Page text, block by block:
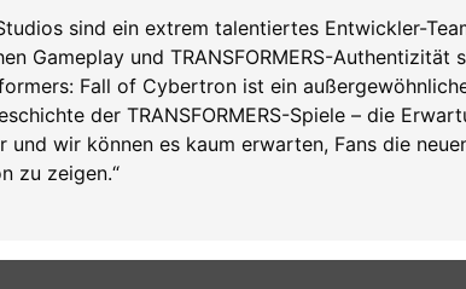
sind ein extrem talentiertes Entwickler-
Gameplay und TRANSFORMERS-Authentizität
Fall of Cybertron ist ein
der TRANSFORMERS-Spiele – die
und wir können es kaum erwarten, Fans die
zu zeigen.“